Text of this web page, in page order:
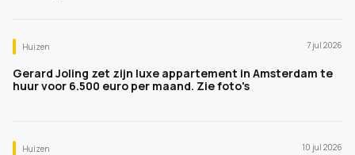
Huizen 7 jul 2026
Gerard Joling zet zijn luxe appartement in Amsterdam te
huur voor 6.500 euro per maand. Zie foto's
Huizen 10 jul 2026